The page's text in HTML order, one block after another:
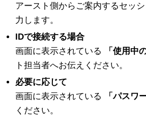
アースト側からご案内するセッ
力します。
IDで接続する場合
画面に表示されている
「使用中
ト担当者へお伝えください。
必要に応じて
画面に表示されている
「パスワ
ください。